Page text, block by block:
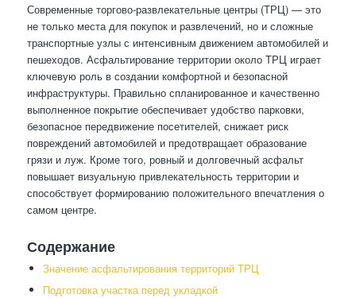
Современные торгово-развлекательные центры (ТРЦ) — это
не только места для покупок и развлечений, но и сложные
транспортные узлы с интенсивным движением автомобилей и
пешеходов. Асфальтирование территории около ТРЦ играет
ключевую роль в создании комфортной и безопасной
инфраструктуры. Правильно спланированное и качественно
выполненное покрытие обеспечивает удобство парковки,
безопасное передвижение посетителей, снижает риск
повреждений автомобилей и предотвращает образование
грязи и луж. Кроме того, ровный и долговечный асфальт
повышает визуальную привлекательность территории и
способствует формированию положительного впечатления о
самом центре.
Содержание
Значение асфальтирования территорий ТРЦ
Подготовка участка перед укладкой